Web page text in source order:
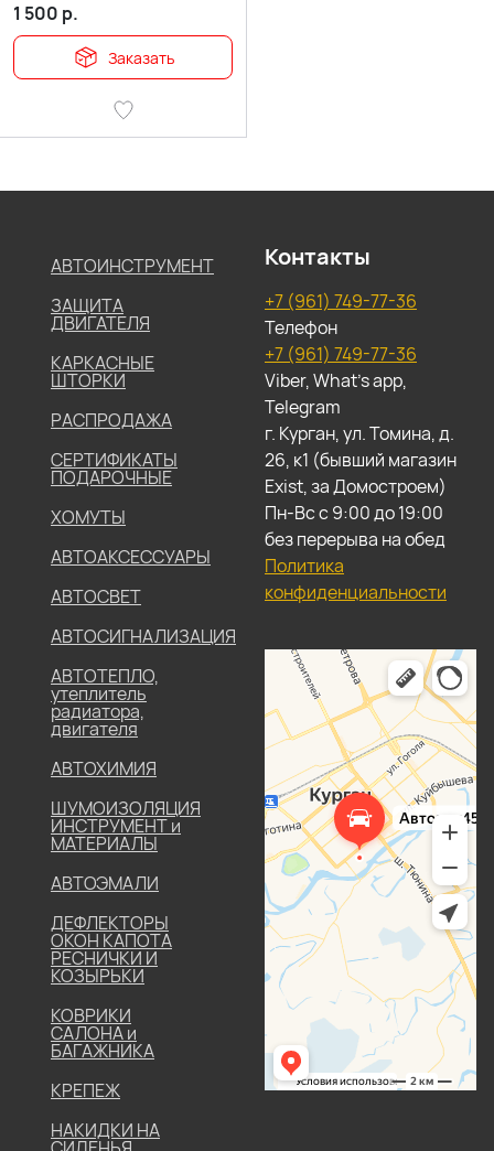
1 500 р.
Заказать
АВТОИНСТРУМЕНТ
ЗАЩИТА
ДВИГАТЕЛЯ
КАРКАСНЫЕ
ШТОРКИ
РАСПРОДАЖА
СЕРТИФИКАТЫ
ПОДАРОЧНЫЕ
ХОМУТЫ
АВТОАКСЕССУАРЫ
АВТОСВЕТ
АВТОСИГНАЛИЗАЦИЯ
АВТОТЕПЛО,
утеплитель
радиатора,
двигателя
АВТОХИМИЯ
ШУМОИЗОЛЯЦИЯ
ИНСТРУМЕНТ и
МАТЕРИАЛЫ
АВТОЭМАЛИ
ДЕФЛЕКТОРЫ
ОКОН КАПОТА
РЕСНИЧКИ И
КОЗЫРЬКИ
КОВРИКИ
САЛОНА и
БАГАЖНИКА
КРЕПЕЖ
НАКИДКИ НА
Контакты
+7 (961) 749-77-36
Телефон
+7 (961) 749-77-36
Viber, What's app,
Telegram
г. Курган, ул. Томина, д.
26, к1 (бывший магазин
Exist, за Домостроем)
Пн-Вс с 9:00 до 19:00
без перерыва на обед
Политика
конфиденциальности